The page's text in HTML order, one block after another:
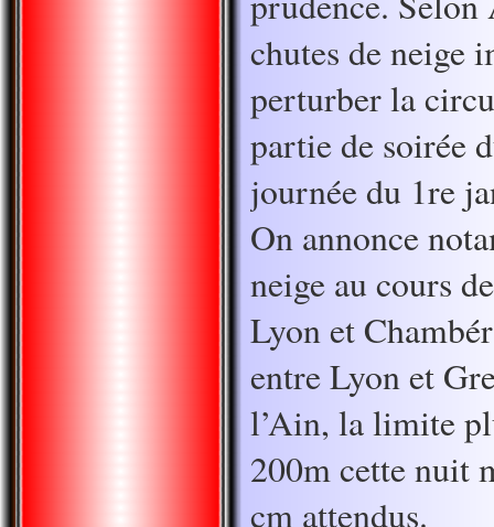
chutes de neige
perturber la
partie de soirée
journée du 1re
On annonce
neige au cours
Lyon et
entre Lyon et
l’Ain, la limite
200m cette nuit
cm attendus.